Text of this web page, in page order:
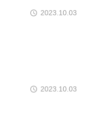
2023.10.03
2023.10.03